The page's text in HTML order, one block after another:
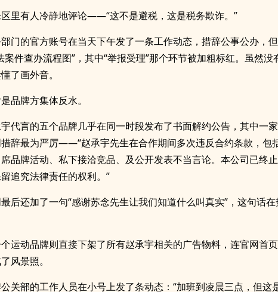
里有人冷静地评论——“这不是避税，这是税务欺诈。”
门的官方账号在当天下午发了一条工作动态，措辞公事公办，
案件查办流程图”，其中“举报受理”那个环节被加粗标红。虽然没
了画外音。
品牌方集体反水。
代言的五个品牌几乎在同一时段发布了书面解约公告，其中一
辞最为严厉——“赵承宇先生在合作期间多次违反合约条款，包
品牌活动、私下接洽竞品、及公开发表不当言论。本公司已终
追究法律责任的权利。”
后还加了一句“感谢苏念先生让我们知道什么叫真实”，这句话
运动品牌则直接下架了所有赵承宇相关的广告物料，连官网首
风景照。
关部的工作人员在小号上发了条动态：“加班到凌晨三点，但这